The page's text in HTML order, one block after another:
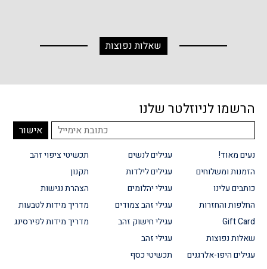
שאלות נפוצות
הרשמו לניוזלטר שלנו
נעים מאוד!
הזמנות ומשלוחים
כותבים עלינו
החלפות והחזרות
Gift Card
שאלות נפוצות
עגילים היפו-אלרגנים
עגילים לנשים
עגילים לילדות
עגילי יהלומים
עגילי זהב צמודים
עגילי חישוק זהב
עגילי זהב
תכשיטי כסף
תכשיטי ציפוי זהב
תקנון
הצהרת נגישות
מדריך מידות לטבעות
מדריך מידות לפירסינג